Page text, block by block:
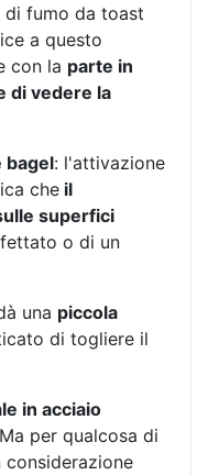
di fumo da toast
a questo
con la parte in
di vedere la
bagel: l'attivazione
che il
superfici
o di un
una piccola
di togliere il
in acciaio
per qualcosa di